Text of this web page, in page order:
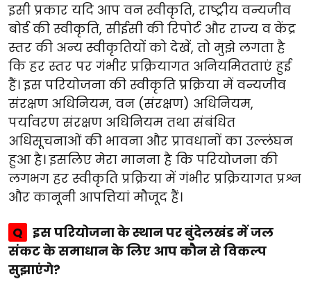
इसी प्रकार यदि आप वन स्वीकृति, राष्ट्रीय वन्यजीव
बोर्ड की स्वीकृति, सीईसी की रिपोर्ट और राज्य व केंद्र
स्तर की अन्य स्वीकृतियों को देखें, तो मुझे लगता है
कि हर स्तर पर गंभीर प्रक्रियागत अनियमितताएं हुई
हैं। इस परियोजना की स्वीकृति प्रक्रिया में वन्यजीव
संरक्षण अधिनियम, वन (संरक्षण) अधिनियम,
पर्यावरण संरक्षण अधिनियम तथा संबंधित
अधिसूचनाओं की भावना और प्रावधानों का उल्लंघन
हुआ है। इसलिए मेरा मानना है कि परियोजना की
लगभग हर स्वीकृति प्रक्रिया में गंभीर प्रक्रियागत प्रश्न
और कानूनी आपत्तियां मौजूद हैं।
Q इस परियोजना के स्थान पर बुंदेलखंड में जल
संकट के समाधान के लिए आप कौन से विकल्प
सुझाएंगे?